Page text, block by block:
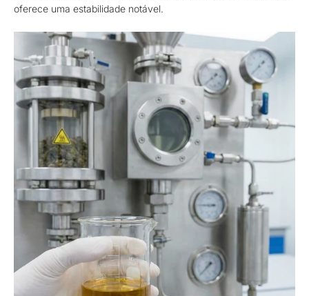
oferece uma estabilidade notável.